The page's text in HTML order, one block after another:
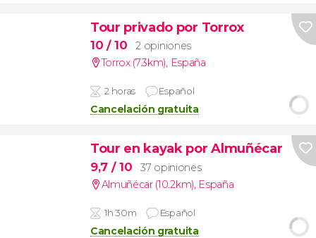
Tour privado por Torrox
10 / 10
2 opiniones
Torrox (7.3km), España
2 horas Español
Cancelación gratuita
Tour en kayak por Almuñécar
9,7 / 10
37 opiniones
Almuñécar (10.2km), España
1h 30m Español
Cancelación gratuita